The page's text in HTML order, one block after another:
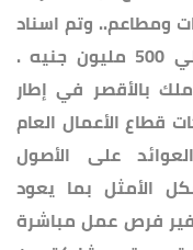
ومطاعم.. وتم اسناد
الاعمال وجاري التنفيذ بتكلفة حوالي 500 مليون جنيه .
بالأقصر في إطار
قطاع الأعمال العام
على الأصول
الأمثل بما يعود
فرص عمل مباشرة